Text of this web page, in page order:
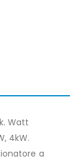
Watt
4kW.
a